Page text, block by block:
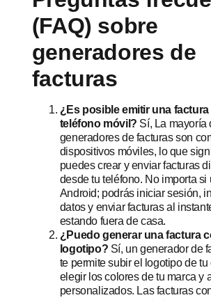
(FAQ) sobre
generadores de
facturas
¿Es posible emitir una
teléfono móvil? Sí, La mayoría
generadores de facturas son
dispositivos móviles, lo que
puedes crear y enviar facturas
desde tu teléfono. No importa si
Android; podrás iniciar sesión,
datos y enviar facturas al
estando fuera de casa.
¿Puedo generar una factura
logotipo? Sí, un generador de
te permite subir el logotipo de tu
elegir los colores de tu marca y
personalizados. Las facturas